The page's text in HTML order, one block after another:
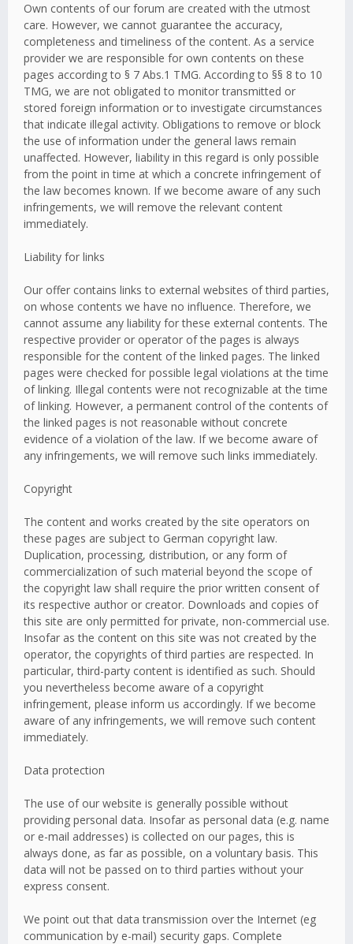
Own contents of our forum are created with the utmost
care. However, we cannot guarantee the accuracy,
completeness and timeliness of the content. As a service
provider we are responsible for own contents on these
pages according to § 7 Abs.1 TMG. According to §§ 8 to 10
TMG, we are not obligated to monitor transmitted or
stored foreign information or to investigate circumstances
that indicate illegal activity. Obligations to remove or block
the use of information under the general laws remain
unaffected. However, liability in this regard is only possible
from the point in time at which a concrete infringement of
the law becomes known. If we become aware of any such
infringements, we will remove the relevant content
immediately.
Liability for links
Our offer contains links to external websites of third parties,
on whose contents we have no influence. Therefore, we
cannot assume any liability for these external contents. The
respective provider or operator of the pages is always
responsible for the content of the linked pages. The linked
pages were checked for possible legal violations at the time
of linking. Illegal contents were not recognizable at the time
of linking. However, a permanent control of the contents of
the linked pages is not reasonable without concrete
evidence of a violation of the law. If we become aware of
any infringements, we will remove such links immediately.
Copyright
The content and works created by the site operators on
these pages are subject to German copyright law.
Duplication, processing, distribution, or any form of
commercialization of such material beyond the scope of
the copyright law shall require the prior written consent of
its respective author or creator. Downloads and copies of
this site are only permitted for private, non-commercial use.
Insofar as the content on this site was not created by the
operator, the copyrights of third parties are respected. In
particular, third-party content is identified as such. Should
you nevertheless become aware of a copyright
infringement, please inform us accordingly. If we become
aware of any infringements, we will remove such content
immediately.
Data protection
The use of our website is generally possible without
providing personal data. Insofar as personal data (e.g. name
or e-mail addresses) is collected on our pages, this is
always done, as far as possible, on a voluntary basis. This
data will not be passed on to third parties without your
express consent.
We point out that data transmission over the Internet (eg
communication by e-mail) security gaps. Complete